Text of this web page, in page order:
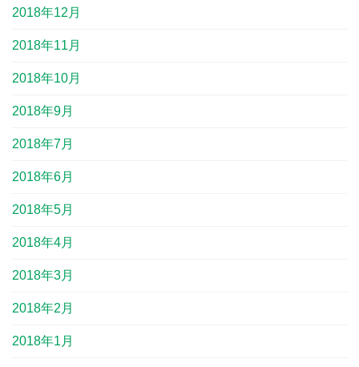
2018年12月
2018年11月
2018年10月
2018年9月
2018年7月
2018年6月
2018年5月
2018年4月
2018年3月
2018年2月
2018年1月